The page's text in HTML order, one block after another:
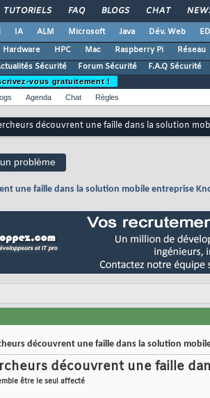
TUTORIELS FAQ BLOGS CHAT
IA ALM Microsoft Java Dév. Web
Hardware HPC Mac Raspberry Pi Réseau
Sécurité
Forum Sécurité F.A.Q Sécurité
vous gratuitement !
Agenda Chat Règles
découvrent une faille dans la solution
problème
une faille dans la solution mobile entreprise
découvrent une faille dans la solution
découvrent une faille
être le seul affecté